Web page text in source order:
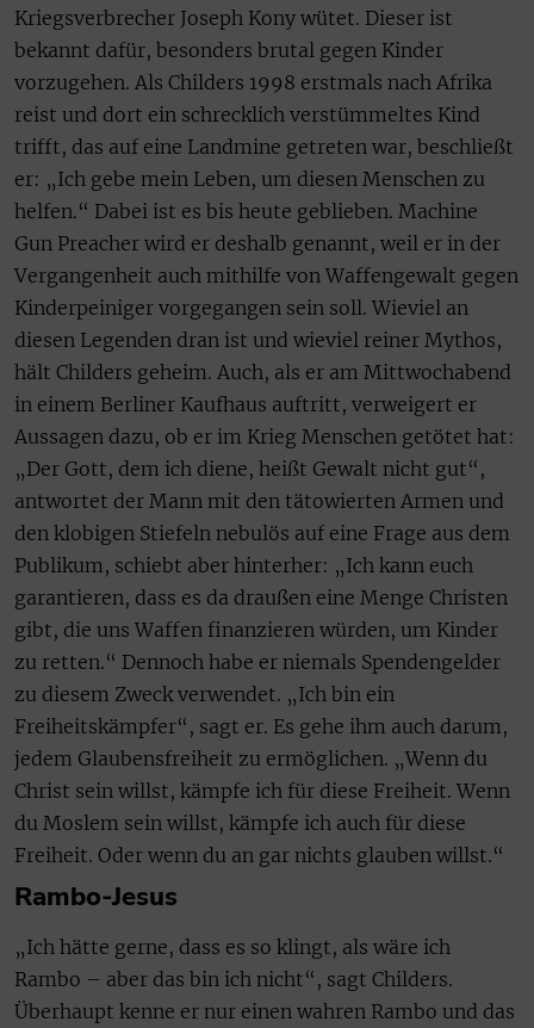
Kriegsverbrecher Joseph Kony wütet. Dieser ist
bekannt dafür, besonders brutal gegen Kinder
vorzugehen. Als Childers 1998 erstmals nach Afrika
reist und dort ein schrecklich verstümmeltes Kind
trifft, das auf eine Landmine getreten war, beschließt
er: „Ich gebe mein Leben, um diesen Menschen zu
helfen.“ Dabei ist es bis heute geblieben. Machine
Gun Preacher wird er deshalb genannt, weil er in der
Vergangenheit auch mithilfe von Waffengewalt gegen
Kinderpeiniger vorgegangen sein soll. Wieviel an
diesen Legenden dran ist und wieviel reiner Mythos,
hält Childers geheim. Auch, als er am Mittwochabend
in einem Berliner Kaufhaus auftritt, verweigert er
Aussagen dazu, ob er im Krieg Menschen getötet hat:
„Der Gott, dem ich diene, heißt Gewalt nicht gut“,
antwortet der Mann mit den tätowierten Armen und
den klobigen Stiefeln nebulös auf eine Frage aus dem
Publikum, schiebt aber hinterher: „Ich kann euch
garantieren, dass es da draußen eine Menge Christen
gibt, die uns Waffen finanzieren würden, um Kinder
zu retten.“ Dennoch habe er niemals Spendengelder
zu diesem Zweck verwendet. „Ich bin ein
Freiheitskämpfer“, sagt er. Es gehe ihm auch darum,
jedem Glaubensfreiheit zu ermöglichen. „Wenn du
Christ sein willst, kämpfe ich für diese Freiheit. Wenn
du Moslem sein willst, kämpfe ich auch für diese
Freiheit. Oder wenn du an gar nichts glauben willst.“
Rambo-Jesus
„Ich hätte gerne, dass es so klingt, als wäre ich
Rambo – aber das bin ich nicht“, sagt Childers.
Überhaupt kenne er nur einen wahren Rambo und das